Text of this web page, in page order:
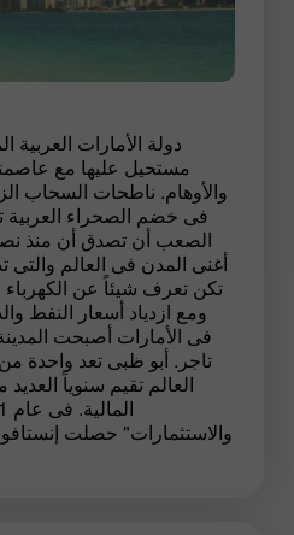
دولة الأمارات العربية
مستحيل عليها مع
والأوهام. ناطحات السحاب
فى خضم الصحراء العربية
الصعب أن تصدق أن منذ
أغنى المدن فى العالم
تكن تعرف شيئاً عن الكهرباء
ومع ازدياد أسعار النفط
فى الأمارات أصبحت
تاجر. أبو ظبى تعد واحدة
العالم تقيم سنوياً
والاستثمارات" حصلت